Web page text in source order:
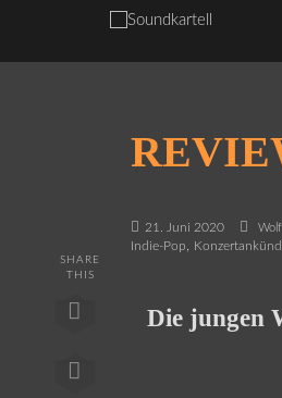
21. Juni 2020
Indie-Pop,
SHARE
THIS
Die jungen